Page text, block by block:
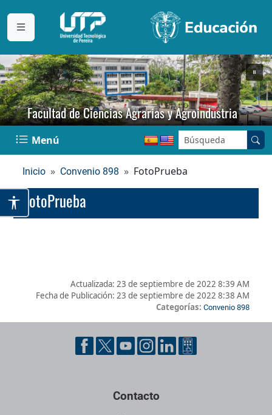
Facultad de Ciencias Agrarias y Agroindustria
Menú Buscar en el sitio:
Inicio Convenio 898 FotoPrueba
FotoPrueba
Actualizada: 23 de septiembre de 2022 8:39 AM
Fecha de Publicación: 23 de septiembre de 2022 8:38 AM
Categorías: Convenio 898
Pie de página con información de contacto, redes sociales y
Contacto